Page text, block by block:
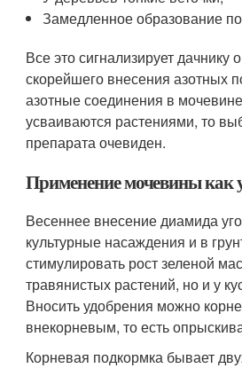
Замедленное образование
Все это сигнализирует дачнику
скорейшего внесения азотных
азотные соединения в
усваиваются растениями, то
препарата очевиден.
Применение мочевины как
Весеннее внесение диамида
культурные насаждения и в
стимулировать рост зеленой
травянистых растений, но и у
Вносить удобрения можно
внекорневым, то есть
Корневая подкормка бывает